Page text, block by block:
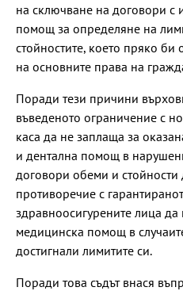
на сключване на договори с
помощ за определяне на
стойностите, което пряко
на основните права на
Поради тези причини
въведеното ограничение с
каса да не заплаща за
и дентална помощ в
договори обеми и стойности
противоречие с
здравноосигурените лица да
медицинска помощ в
достигнали лимитите си.
Поради това съдът внася